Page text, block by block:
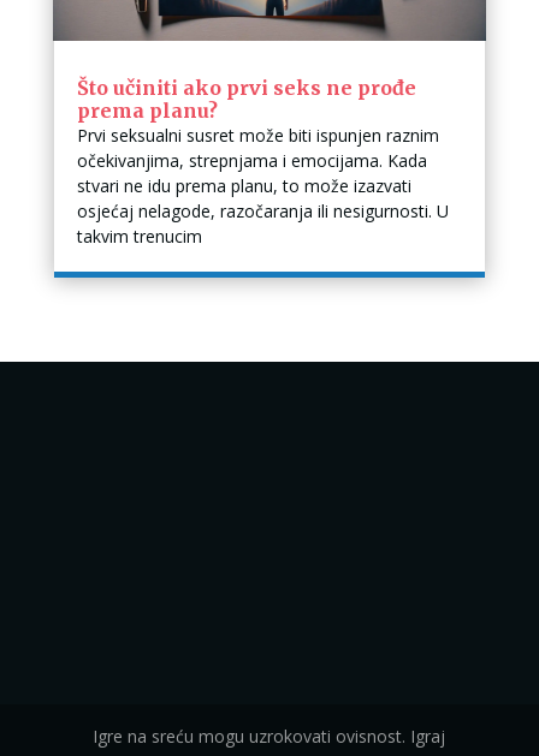
Što učiniti ako prvi seks ne prođe
prema planu?
Prvi seksualni susret može biti ispunjen raznim
očekivanjima, strepnjama i emocijama. Kada
stvari ne idu prema planu, to može izazvati
osjećaj nelagode, razočaranja ili nesigurnosti. U
takvim trenucim
Igre na sreću mogu uzrokovati ovisnost. Igraj